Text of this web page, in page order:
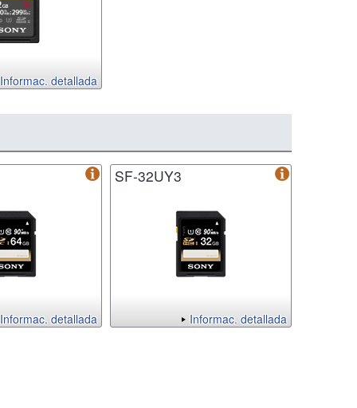
Informac. detallada
Informac. detallada
SF-32UY3
Informac. detallada